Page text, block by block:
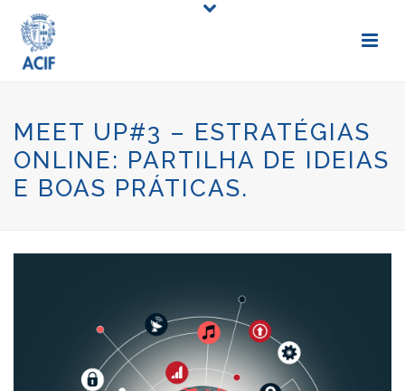
MEET UP#3 – ESTRATÉGIAS
ONLINE: PARTILHA DE IDEIAS
E BOAS PRÁTICAS.